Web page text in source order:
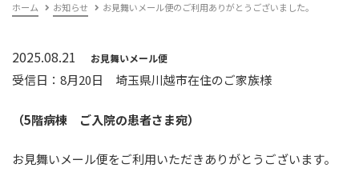
ホーム お知らせ お見舞いメール便のご利用ありがとうございました。
2025.08.21 お見舞いメール便
受信日：8月20日 埼玉県川越市在住のご家族様
（5階病棟 ご入院の患者さま宛）
お見舞いメール便をご利用いただきありがとうございます。